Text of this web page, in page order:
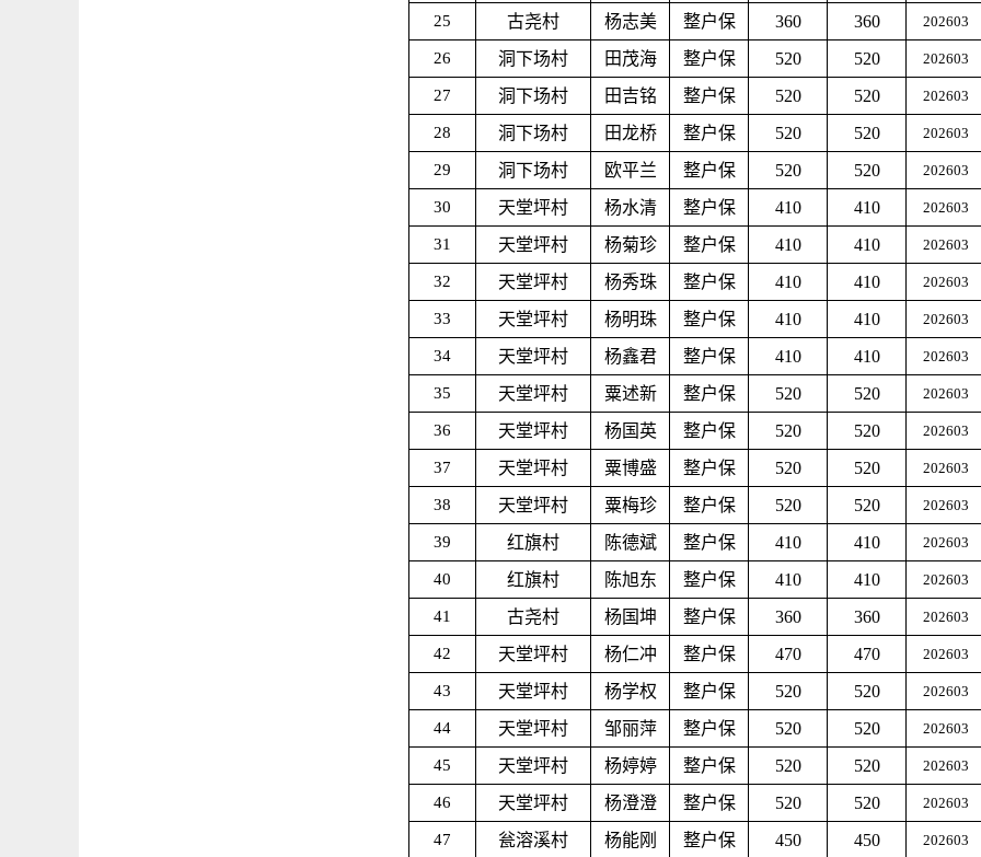
25 古尧村 杨志美 整户保 360 360 202603
26 洞下场村 田茂海 整户保 520 520 202603
27 洞下场村 田吉铭 整户保 520 520 202603
28 洞下场村 田龙桥 整户保 520 520 202603
29 洞下场村 欧平兰 整户保 520 520 202603
30 天堂坪村 杨水清 整户保 410 410 202603
31 天堂坪村 杨菊珍 整户保 410 410 202603
32 天堂坪村 杨秀珠 整户保 410 410 202603
33 天堂坪村 杨明珠 整户保 410 410 202603
34 天堂坪村 杨鑫君 整户保 410 410 202603
35 天堂坪村 粟述新 整户保 520 520 202603
36 天堂坪村 杨国英 整户保 520 520 202603
37 天堂坪村 粟博盛 整户保 520 520 202603
38 天堂坪村 粟梅珍 整户保 520 520 202603
39 红旗村 陈德斌 整户保 410 410 202603
40 红旗村 陈旭东 整户保 410 410 202603
41 古尧村 杨国坤 整户保 360 360 202603
42 天堂坪村 杨仁冲 整户保 470 470 202603
43 天堂坪村 杨学权 整户保 520 520 202603
44 天堂坪村 邹丽萍 整户保 520 520 202603
45 天堂坪村 杨婷婷 整户保 520 520 202603
46 天堂坪村 杨澄澄 整户保 520 520 202603
47 瓮溶溪村 杨能刚 整户保 450 450 202603